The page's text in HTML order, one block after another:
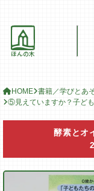
ほんの木
HOME 書籍／学びとあ
⑤見えていますか？子ど
酵素とオ